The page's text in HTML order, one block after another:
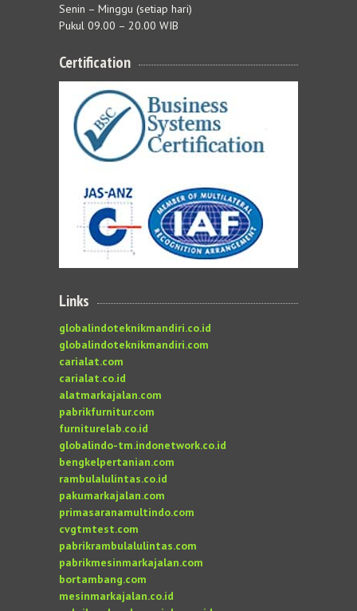
Senin – Minggu (setiap hari)
Pukul 09.00 – 20.00 WIB
Certification
Links
globalindoteknikmandiri.co.id
globalindoteknikmandiri.com
carialat.com
carialat.co.id
alatmarkajalan.com
pabrikfurnitur.com
furniturelab.co.id
globalindo-tm.indonetwork.co.id
bengkelpertanian.com
rambulalulintas.co.id
pakumarkajalan.com
primasaranamultindo.com
cvgtmtest.com
pabrikrambulalulintas.com
pabrikmesinmarkajalan.com
bortambang.com
mesinmarkajalan.co.id